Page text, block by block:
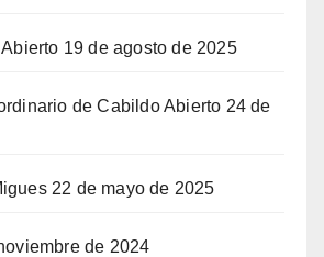
19 de agosto de 2025
de Cabildo Abierto 24 de
22 de mayo de 2025
de 2024